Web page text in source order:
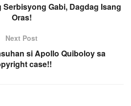
Serbisyong Gabi, Dagdag Isang
Oras!
Next Post
si Apollo Quiboloy sa
case!!